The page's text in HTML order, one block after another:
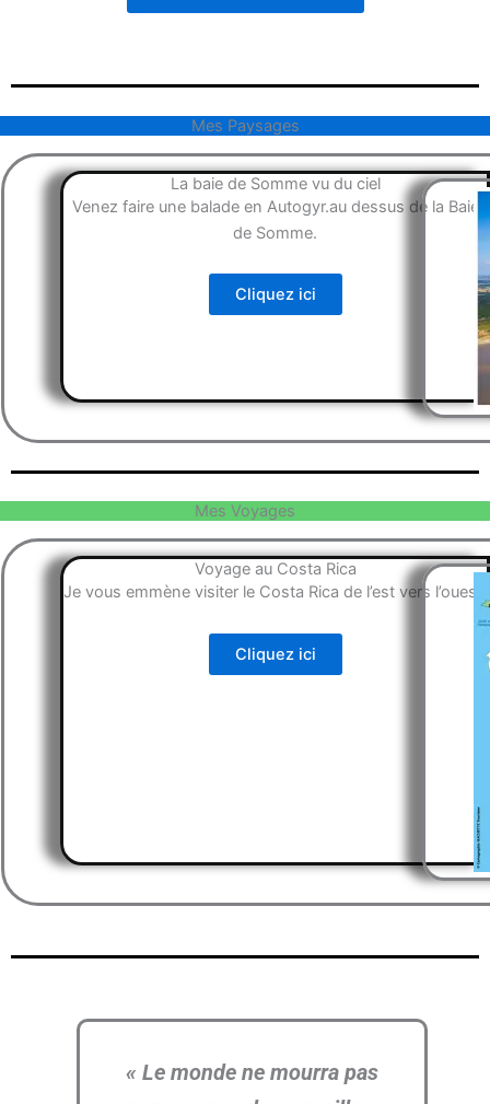
Mes Paysages
La baie de Somme vu du ciel
Venez faire une balade en Autogyr.au dessus de la Baie
de Somme.
Cliquez ici
Mes Voyages
Voyage au Costa Rica
Je vous emmène visiter le Costa Rica de l’est vers l’ouest.
Cliquez ici
« Le monde ne mourra pas